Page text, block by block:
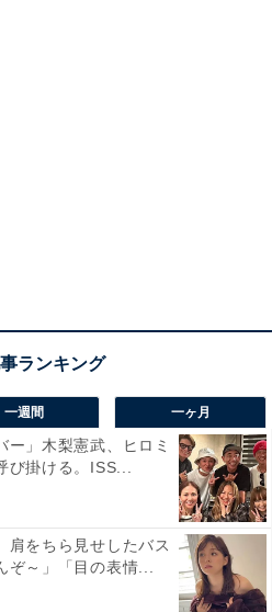
一週間 一ヶ月
ー」木梨憲武、ヒロミ
び掛ける。ISS...
肩をちら見せしたバス
ぞ～」「目の表情...